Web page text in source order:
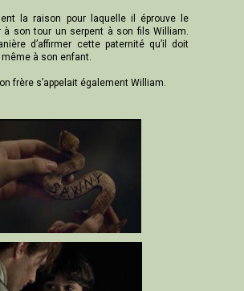
la raison pour laquelle il éprouve le
à son tour un serpent à son fils William.
d’affirmer cette paternité qu’il doit
à son enfant.
frère s’appelait également William.